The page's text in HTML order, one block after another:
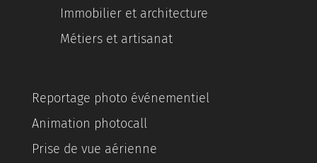
Immobilier et architecture
Métiers et artisanat
Reportage photo événementiel
Animation photocall
Prise de vue aérienne